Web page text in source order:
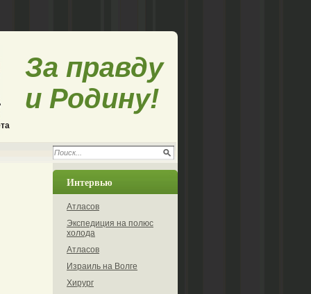
За правду
и Родину!
Интервью
Атласов
Экспедиция на полюс
холода
Атласов
Израиль на Волге
Хирург